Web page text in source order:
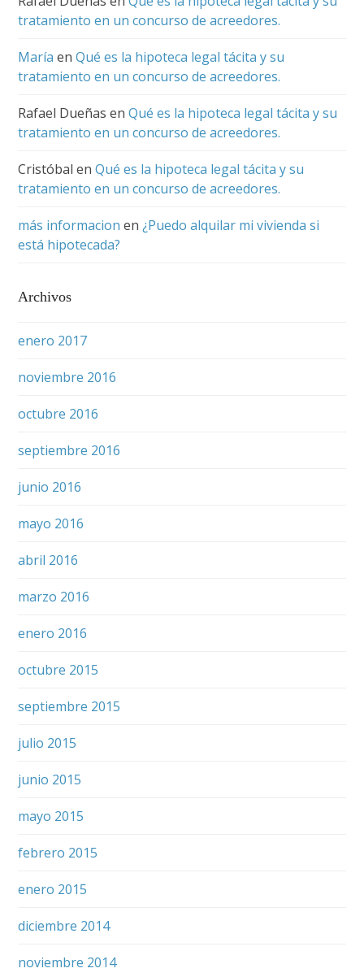
tratamiento en un concurso de acreedores.
María enQué es la hipoteca legal tácita y su
tratamiento en un concurso de acreedores.
Rafael Dueñas enQué es la hipoteca legal tácita y su
tratamiento en un concurso de acreedores.
Cristóbal enQué es la hipoteca legal tácita y su
tratamiento en un concurso de acreedores.
más informacion en¿Puedo alquilar mi vivienda si
está hipotecada?
Archivos
enero 2017
noviembre 2016
octubre 2016
septiembre 2016
junio 2016
mayo 2016
abril 2016
marzo 2016
enero 2016
octubre 2015
septiembre 2015
julio 2015
junio 2015
mayo 2015
febrero 2015
enero 2015
diciembre 2014
noviembre 2014